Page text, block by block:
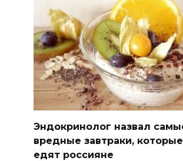
Эндокринолог назвал
вредные завтраки,
едят россияне